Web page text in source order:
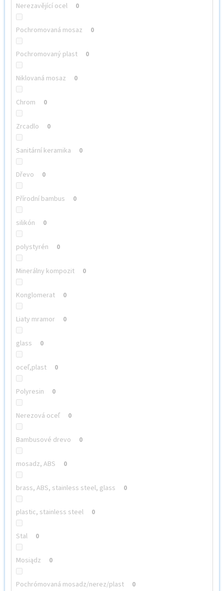
Nerezavějící ocel 0
Pochromovaná mosaz 0
Pochromovaný plast 0
Niklovaná mosaz 0
Chrom 0
Zrcadlo 0
Sanitární keramika 0
Dřevo 0
Přírodní bambus 0
silikón 0
polystyrén 0
Minerálny kompozit 0
Konglomerat 0
Liaty mramor 0
glass 0
oceľ,plast 0
Polyresin 0
Nerezová oceľ 0
Bambusové drevo 0
mosadz, ABS 0
brass, ABS, stainless steel, glass 0
plastic, stainless steel 0
Stal 0
Mosiądz 0
Pochrómovaná mosadz/nerez/plast 0